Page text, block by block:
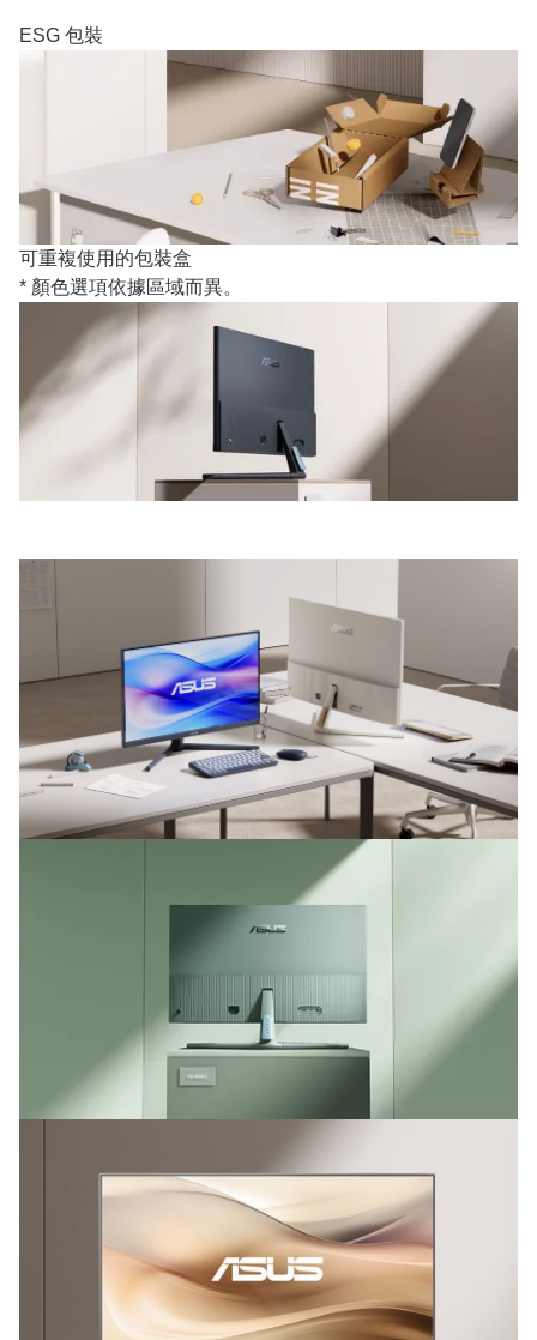
ESG 包裝
可重複使用的包裝盒
* 顏色選項依據區域而異。